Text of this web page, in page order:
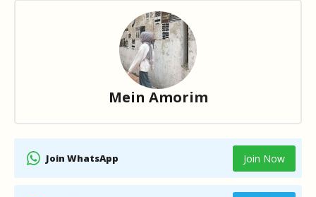
Mein Amorim
Join WhatsApp Join Now